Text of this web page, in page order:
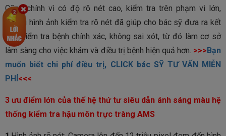
Cũng chính vì có độ rõ nét cao, kiểm tra trên phạm vi lớn,
những hình ảnh kiểm tra rõ nét đã giúp cho bác sỹ đưa ra kết
quả kiểm tra bệnh chính xác, không sai xót, từ đó làm cơ sở
lâm sàng cho việc khám và điều trị bệnh hiện quả hơn. >>>Bạn
muốn biết chi phí điều trị, CLICK bác SỸ TƯ VẤN MIỄN
PHÍ<<<
3 ưu điểm lớn của thế hệ thứ tư siêu dẫn ánh sáng màu hệ
thống kiểm tra hậu môn trực tràng AMS